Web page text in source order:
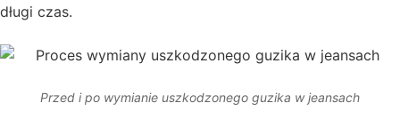
długi czas.
Przed i po wymianie uszkodzonego guzika w jeansach